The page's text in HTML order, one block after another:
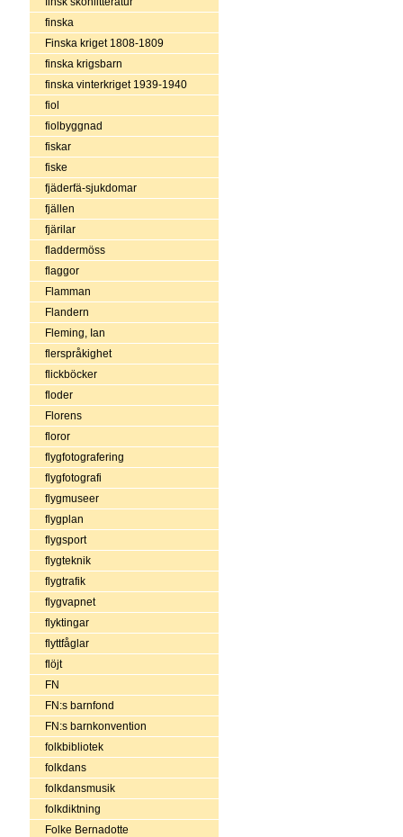
finska
Finska kriget 1808-1809
finska krigsbarn
finska vinterkriget 1939-1940
fiol
fiolbyggnad
fiskar
fiske
fjäderfä-sjukdomar
fjällen
fjärilar
fladdermöss
flaggor
Flamman
Flandern
Fleming, Ian
flerspråkighet
flickböcker
floder
Florens
floror
flygfotografering
flygfotografi
flygmuseer
flygplan
flygsport
flygteknik
flygtrafik
flygvapnet
flyktingar
flyttfåglar
flöjt
FN
FN:s barnfond
FN:s barnkonvention
folkbibliotek
folkdans
folkdansmusik
folkdiktning
Folke Bernadotte